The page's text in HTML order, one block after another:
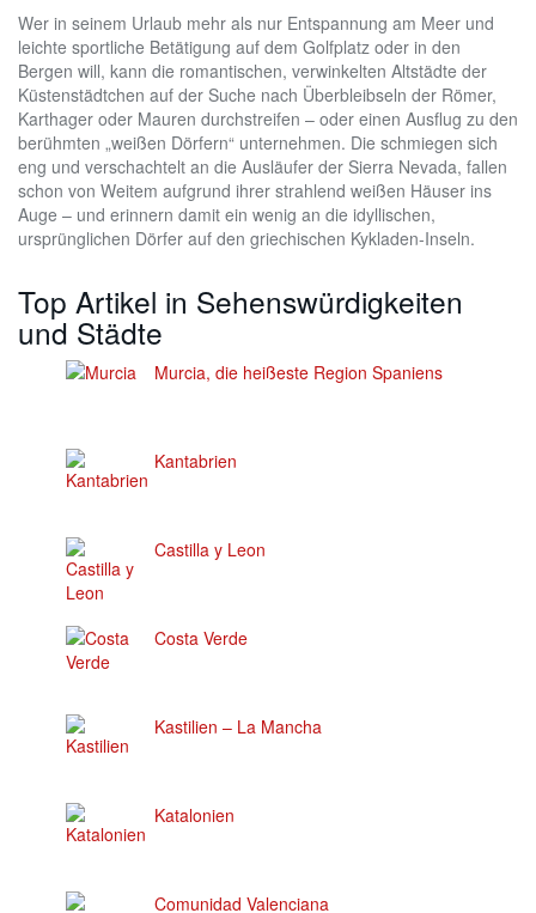
Wer in seinem Urlaub mehr als nur Entspannung am Meer und
leichte sportliche Betätigung auf dem Golfplatz oder in den
Bergen will, kann die romantischen, verwinkelten Altstädte der
Küstenstädtchen auf der Suche nach Überbleibseln der Römer,
Karthager oder Mauren durchstreifen – oder einen Ausflug zu den
berühmten „weißen Dörfern“ unternehmen. Die schmiegen sich
eng und verschachtelt an die Ausläufer der Sierra Nevada, fallen
schon von Weitem aufgrund ihrer strahlend weißen Häuser ins
Auge – und erinnern damit ein wenig an die idyllischen,
ursprünglichen Dörfer auf den griechischen Kykladen-Inseln.
Top Artikel in Sehenswürdigkeiten
und Städte
Murcia, die heißeste Region Spaniens
Kantabrien
Castilla y Leon
Costa Verde
Kastilien – La Mancha
Katalonien
Comunidad Valenciana